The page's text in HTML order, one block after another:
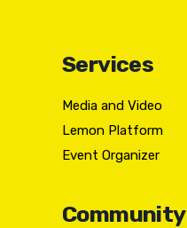
Services
Media and Video
Lemon Platform
Event Organizer
Community